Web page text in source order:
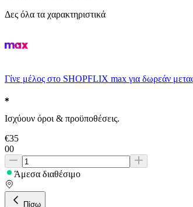
Δες όλα τα χαρακτηριστικά
Γίνε μέλος στο SHOPFLIX max για δωρεάν
Ισχύουν όροι & προϋποθέσεις.
€35
00
Άμεσα διαθέσιμο
Πίσω